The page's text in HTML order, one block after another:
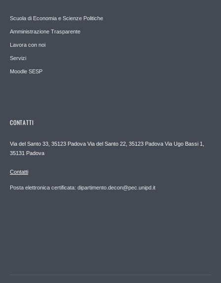
Scuola di Economia e Scienze Politiche
Amministrazione Trasparente
Lavora con noi
Servizi
Moodle SESP
CONTATTI
Via del Santo 33, 35123 Padova Via del Santo 22, 35123 Padova Via Ugo Bassi 1,
35131 Padova
Contatti
Posta elettronica certificata: dipartimento.decon@pec.unipd.it